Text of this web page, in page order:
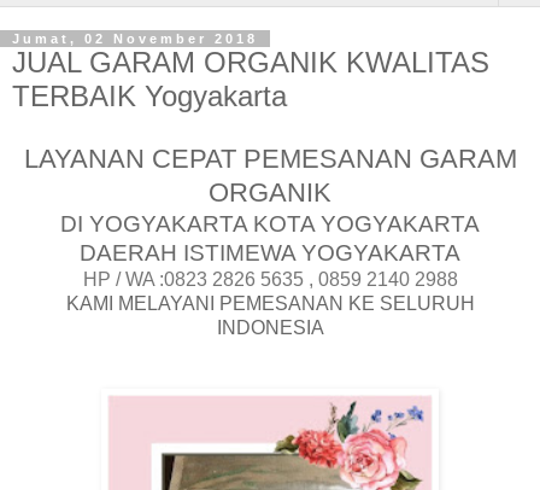
Jumat, 02 November 2018
JUAL GARAM ORGANIK KWALITAS
TERBAIK Yogyakarta
LAYANAN CEPAT PEMESANAN GARAM
ORGANIK
DI YOGYAKARTA KOTA YOGYAKARTA
DAERAH ISTIMEWA YOGYAKARTA
HP / WA :0823 2826 5635 , 0859 2140 2988
KAMI MELAYANI PEMESANAN KE SELURUH
INDONESIA